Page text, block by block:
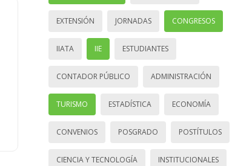
EXTENSIÓN JORNADAS CONGRESOS
IIATA IIE ESTUDIANTES
CONTADOR PÚBLICO ADMINISTRACIÓN
TURISMO ESTADÍSTICA ECONOMÍA
CONVENIOS POSGRADO POSTÍTULOS
CIENCIA Y TECNOLOGÍA INSTITUCIONALES